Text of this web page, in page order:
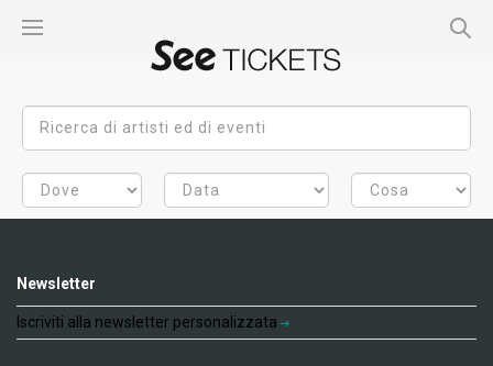
Newsletter
Iscriviti alla newsletter personalizzata